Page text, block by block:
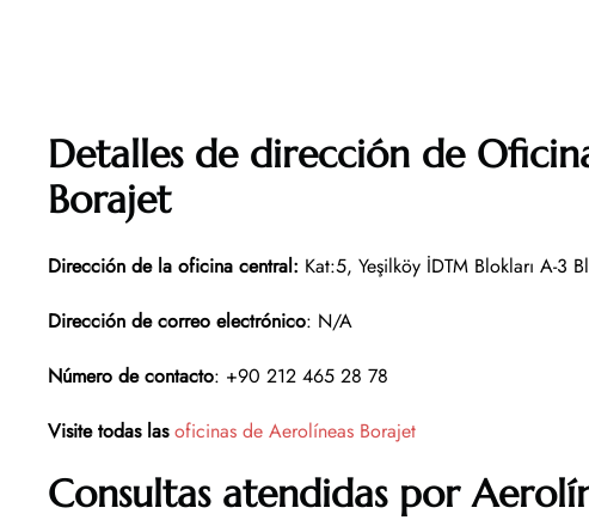
Detalles de dirección de
Borajet
Dirección de la oficina central: Kat:5, Yeşilköy İDTM Blokları A-3
Dirección de correo electrónico: N/A
Número de contacto: +90 212 465 28 78
Visite todas las oficinas de Aerolíneas Borajet
Consultas atendidas por